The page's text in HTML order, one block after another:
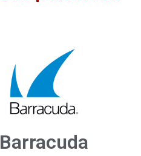
Barracuda